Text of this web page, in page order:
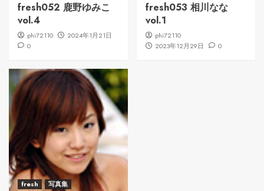
fresh052 鹿野ゆみこ
vol.4
phi72110
2024年1月21日
0
fresh053 相川なな
vol.1
phi72110
2023年12月29日
0
fresh 写真集